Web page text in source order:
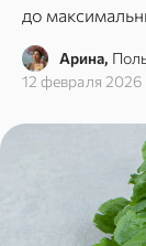
до
Арина,
12 февраля 2026